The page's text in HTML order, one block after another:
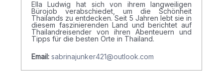
Ella Ludwig hat sich von ihrem langweiligen
Bürojob verabschiedet, um die Schönheit
Thailands zu entdecken. Seit 5 Jahren lebt sie in
diesem faszinierenden Land und berichtet auf
Thailandreisender von ihren Abenteuern und
Tipps für die besten Orte in Thailand.
Email: sabrinajunker421@outlook.com